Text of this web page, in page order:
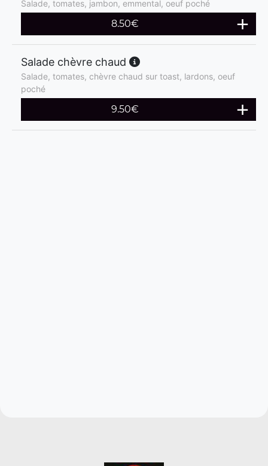
Salade, tomates, jambon, emmental, oeuf poché
8.50€
Salade chèvre chaud
Salade, tomates, chèvre chaud sur toast, lardons, oeuf
poché
9.50€